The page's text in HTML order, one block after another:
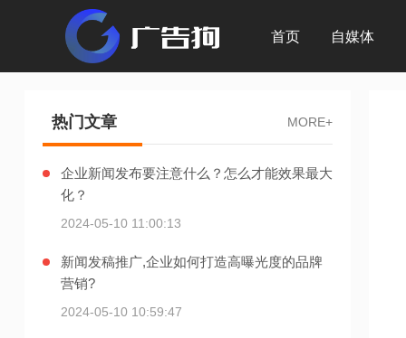
首页 自媒体
热门文章 MORE+
企业新闻发布要注意什么？怎么才能效果最大
化？
2024-05-10 11:00:13
新闻发稿推广,企业如何打造高曝光度的品牌
营销?
2024-05-10 10:59:47